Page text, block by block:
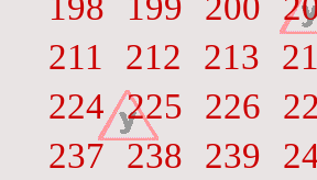
211
212 213
224 225 226
237
238 239